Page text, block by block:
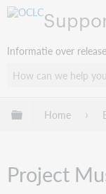
Informatie over
Mondiale
Home
Project